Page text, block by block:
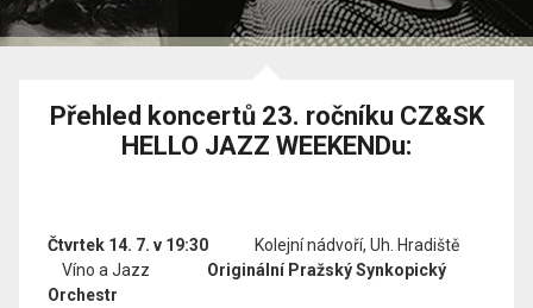
Přehled koncertů 23. ročníku CZ&SK
HELLO JAZZ WEEKENDu:
Čtvrtek 14. 7. v 19:30
Kolejní nádvoří, Uh. Hradiště
Víno a Jazz Originální Pražský Synkopický
Orchestr